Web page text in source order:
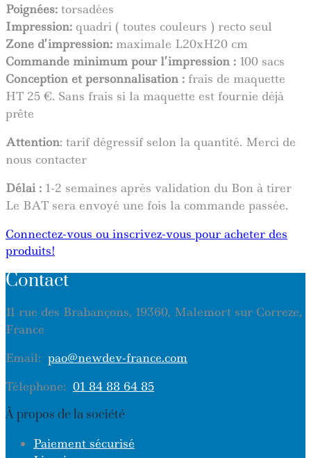
Poignées: torsadées
Impression: quadri ( toutes couleurs ) recto seul
Zone d’impression: maximale L20xH20 cm
Commande minimum pour l’impression : 100 sacs
Conception et personnalisation : frais de maquette
HT 25 €. Sans frais si la maquette est fournie déjà
prête
Attention: tarif dégressif selon la quantité. Merci de
nous contacter
Délai : 1-2 semaines après validation du Bon à tirer
Le BAT sera envoyé une fois la commande passée.
Connectez-vous ou inscrivez-vous pour acheter des
produits!
Contact
11 rue des Brabançons, 19360, Malemort sur Correze,
France
Email: pao@newdev-france.com
Télephone: 01 84 88 64 85
À propos de la société
Paiement sécurisé